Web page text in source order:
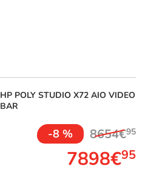
HP POLY STUDIO X72 AIO VIDEO
BAR
-8 % 8654€95
7898€95